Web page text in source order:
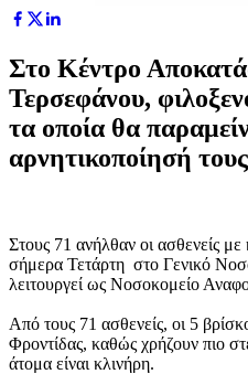
Στο Κέντρο
Τερσεφάνου,
τα οποία θα
αρνητικοποίησή
Στους 71 ανήλθαν οι ασθενείς
σήμερα Τετάρτη στο Γενικό
λειτουργεί ως Νοσοκομείο
Από τους 71 ασθενείς, οι 5
Φροντίδας, καθώς χρήζουν πιο
άτομα είναι κλινήρη.